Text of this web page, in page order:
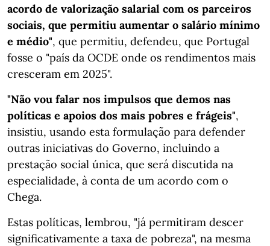
acordo de valorização salarial com os parceiros
sociais, que permitiu aumentar o salário mínimo
e médio", que permitiu, defendeu, que Portugal
fosse o "país da OCDE onde os rendimentos mais
cresceram em 2025".
"Não vou falar nos impulsos que demos nas
políticas e apoios dos mais pobres e frágeis",
insistiu, usando esta formulação para defender
outras iniciativas do Governo, incluindo a
prestação social única, que será discutida na
especialidade, à conta de um acordo com o
Chega.
Estas políticas, lembrou, "já permitiram descer
significativamente a taxa de pobreza", na mesma